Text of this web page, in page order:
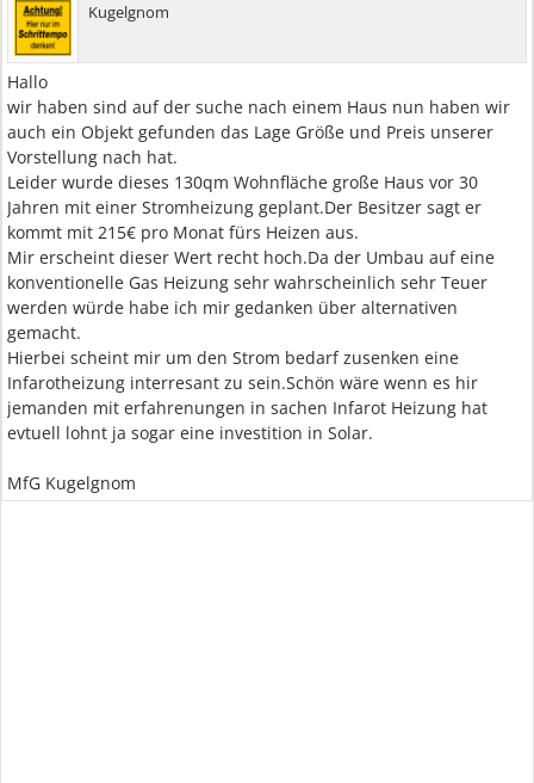
Kugelgnom
Hallo
wir haben sind auf der suche nach einem Haus nun haben wir
auch ein Objekt gefunden das Lage Größe und Preis unserer
Vorstellung nach hat.
Leider wurde dieses 130qm Wohnfläche große Haus vor 30
Jahren mit einer Stromheizung geplant.Der Besitzer sagt er
kommt mit 215€ pro Monat fürs Heizen aus.
Mir erscheint dieser Wert recht hoch.Da der Umbau auf eine
konventionelle Gas Heizung sehr wahrscheinlich sehr Teuer
werden würde habe ich mir gedanken über alternativen
gemacht.
Hierbei scheint mir um den Strom bedarf zusenken eine
Infarotheizung interresant zu sein.Schön wäre wenn es hir
jemanden mit erfahrenungen in sachen Infarot Heizung hat
evtuell lohnt ja sogar eine investition in Solar.
MfG Kugelgnom